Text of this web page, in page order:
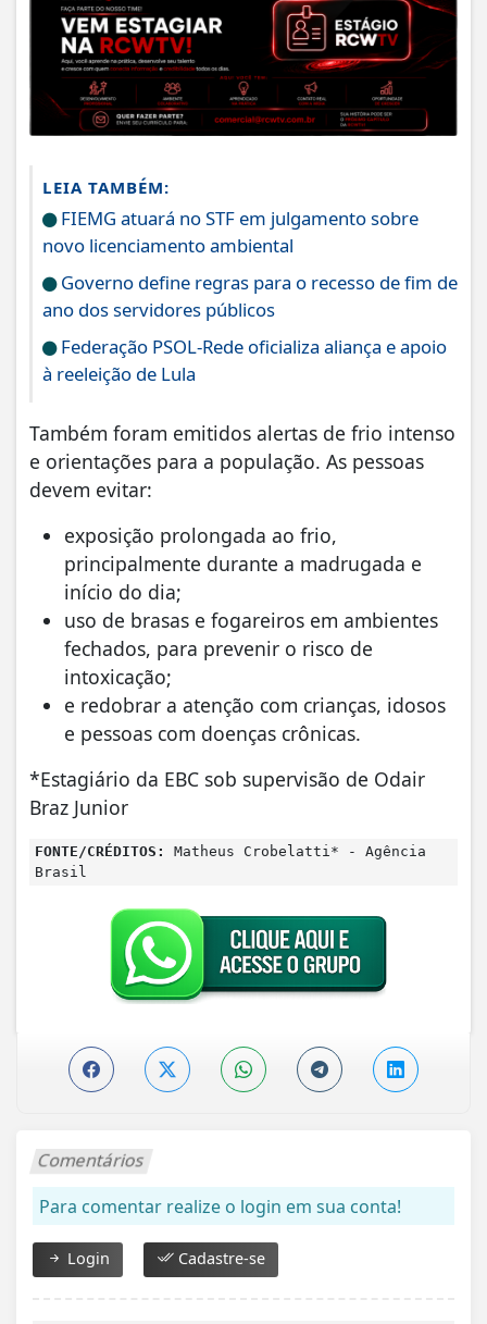
LEIA TAMBÉM:
FIEMG atuará no STF em julgamento sobre
novo licenciamento ambiental
Governo define regras para o recesso de fim de
ano dos servidores públicos
Federação PSOL-Rede oficializa aliança e apoio
à reeleição de Lula
Também foram emitidos alertas de frio intenso
e orientações para a população. As pessoas
devem evitar:
exposição prolongada ao frio,
principalmente durante a madrugada e
início do dia;
uso de brasas e fogareiros em ambientes
fechados, para prevenir o risco de
intoxicação;
e redobrar a atenção com crianças, idosos
e pessoas com doenças crônicas.
*Estagiário da EBC sob supervisão de Odair
Braz Junior
FONTE/CRÉDITOS:
Matheus Crobelatti* - Agência
Brasil
Comentários
Para comentar realize o login em sua conta!
Login Cadastre-se